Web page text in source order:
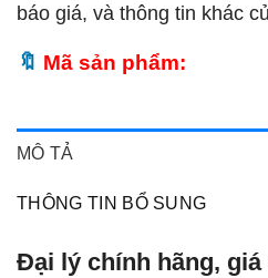
báo giá, và thông tin khác
Mã sản phẩm:
MÔ TẢ
THÔNG TIN BỔ SUNG
Đại lý chính hãng, giá